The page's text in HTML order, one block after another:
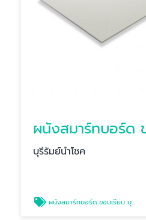
บุรีรัมย์นำโชค
ผนังสมาร์ทบอร์ด ขอบเรียบ บุรีรัมย์